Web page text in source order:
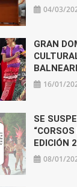
04/03/
GRAN
16/01/
SE
EDICIÓN
08/01/